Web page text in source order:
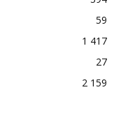
59
1 417
27
2 159